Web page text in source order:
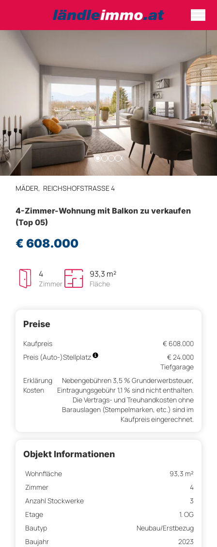
MÄDER, REICHSHOFSTRASSE 4
4-Zimmer-Wohnung mit Balkon zu verkaufen
(Top 05)
€ 608.000
4
Zimmer
93,3 m²
Fläche
Preise
Kaufpreis
€ 608.000
Preis (Auto-)Stellplatz
€ 24.000
Tiefgarage
Erklärung
Kosten
Nebengebühren 3,5 % Grunderwerbsteuer,
Eintragungsgebühr 1,1 % sind nicht enthalten.
Die Vertrags- und Treuhandkosten ohne
Barauslagen (Stempelmarken, etc.) sind im
Kaufpreis eingerechnet.
Objekt Informationen
Wohnfläche
93,3 m²
Zimmer
4
Anzahl Stockwerke
3
Etage
1. OG
Bautyp
Neubau/Erstbezug
Baujahr
2023